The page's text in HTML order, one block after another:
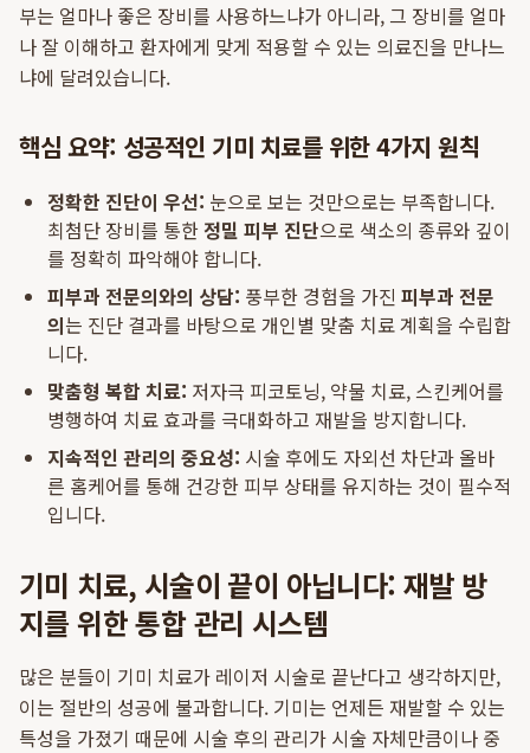
부는 얼마나 좋은 장비를 사용하느냐가 아니라, 그 장비를 얼마
나 잘 이해하고 환자에게 맞게 적용할 수 있는 의료진을 만나느
냐에 달려있습니다.
핵심 요약: 성공적인 기미 치료를 위한 4가지 원칙
정확한 진단이 우선: 눈으로 보는 것만으로는 부족합니다.
최첨단 장비를 통한 정밀 피부 진단으로 색소의 종류와 깊이
를 정확히 파악해야 합니다.
피부과 전문의와의 상담: 풍부한 경험을 가진 피부과 전문
의는 진단 결과를 바탕으로 개인별 맞춤 치료 계획을 수립합
니다.
맞춤형 복합 치료: 저자극 피코토닝, 약물 치료, 스킨케어를
병행하여 치료 효과를 극대화하고 재발을 방지합니다.
지속적인 관리의 중요성: 시술 후에도 자외선 차단과 올바
른 홈케어를 통해 건강한 피부 상태를 유지하는 것이 필수적
입니다.
기미 치료, 시술이 끝이 아닙니다: 재발 방
지를 위한 통합 관리 시스템
많은 분들이 기미 치료가 레이저 시술로 끝난다고 생각하지만,
이는 절반의 성공에 불과합니다. 기미는 언제든 재발할 수 있는
특성을 가졌기 때문에 시술 후의 관리가 시술 자체만큼이나 중